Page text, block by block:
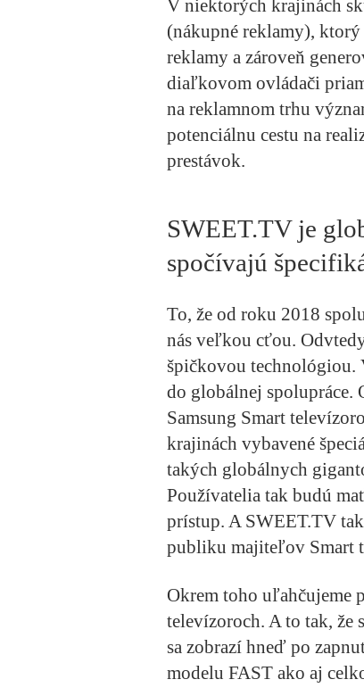
V niektorých krajinách
(nákupné reklamy),
reklamy a zároveň
diaľkovom ovládači
na reklamnom trhu
potenciálnu cestu na
prestávok.
SWEET.TV je
spočívajú
To, že od roku 2018
nás veľkou cťou.
špičkovou technológiou.
do globálnej spolupráce.
Samsung Smart
krajinách vybavené
takých globálnych
Používatelia tak budú
prístup. A SWEET.TV
publiku majiteľov Smart
Okrem toho uľahčujeme
televízoroch. A to tak, že
sa zobrazí hneď po
modelu FAST ako aj